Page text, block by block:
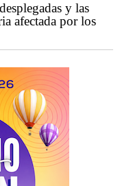
y las
afectada por los